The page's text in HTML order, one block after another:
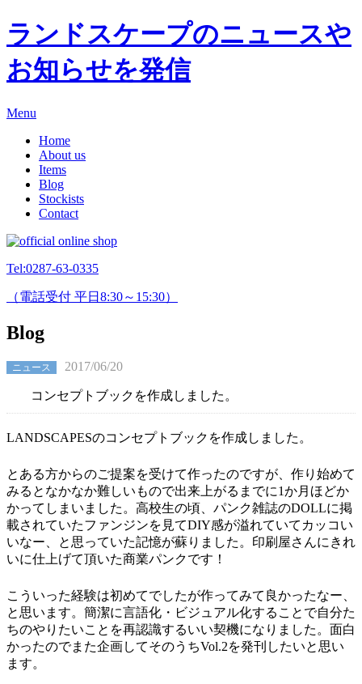
ランドスケープのニュースや
お知らせを発信
Menu
Home
About us
Items
Blog
Stockists
Contact
Tel:0287-63-0335
（電話受付 平日8:30～15:30）
Blog
ニュース 2017/06/20
コンセプトブックを作成しました。
LANDSCAPESのコンセプトブックを作成しました。
とある方からのご提案を受けて作ったのですが、作り始めて
みるとなかなか難しいもので出来上がるまでに1か月ほどか
かってしまいました。高校生の頃、パンク雑誌のDOLLに掲
載されていたファンジンを見てDIY感が溢れていてカッコい
いなー、と思っていた記憶が蘇りました。印刷屋さんにきれ
いに仕上げて頂いた商業パンクです！
こういった経験は初めてでしたが作ってみて良かったなー、
と思います。簡潔に言語化・ビジュアル化することで自分た
ちのやりたいことを再認識するいい契機になりました。面白
かったのでまた企画してそのうちVol.2を発刊したいと思い
ます。